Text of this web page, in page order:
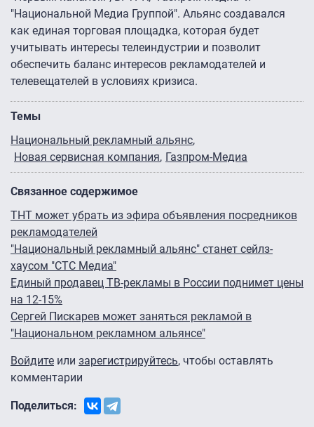
"Национальной Медиа Группой". Альянс создавался
как единая торговая площадка, которая будет
учитывать интересы телеиндустрии и позволит
обеспечить баланс интересов рекламодателей и
телевещателей в условиях кризиса.
Темы
Национальный рекламный альянс
Новая сервисная компания
Газпром-Медиа
Связанное содержимое
ТНТ может убрать из эфира объявления посредников
рекламодателей
"Национальный рекламный альянс" станет сейлз-
хаусом "СТС Медиа"
Единый продавец ТВ-рекламы в России поднимет цены
на 12-15%
Сергей Пискарев может заняться рекламой в
"Национальном рекламном альянсе"
Войдите или зарегистрируйтесь, чтобы оставлять
комментарии
Поделиться: